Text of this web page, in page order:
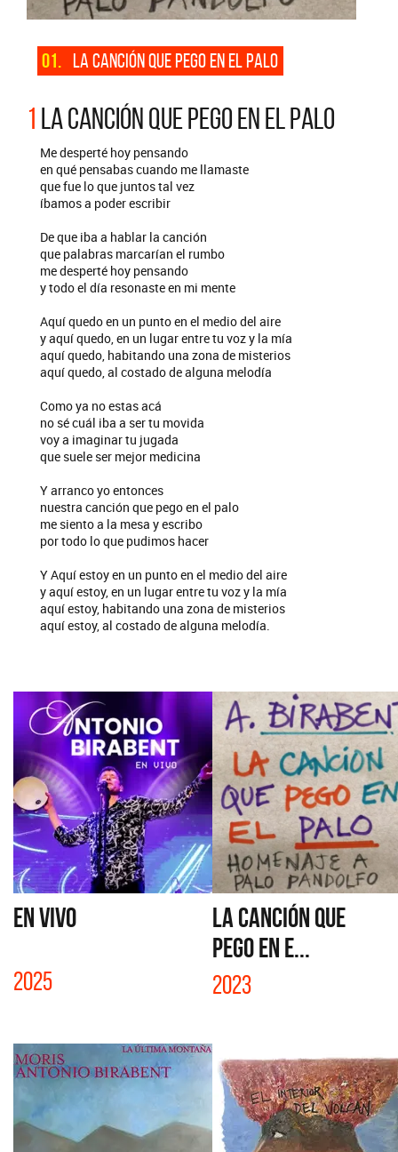
01. LA CANCIÓN QUE PEGO EN EL PALO
1 LA CANCIÓN QUE PEGO EN EL PALO
Me desperté hoy pensando
en qué pensabas cuando me llamaste
que fue lo que juntos tal vez
íbamos a poder escribir
De que iba a hablar la canción
que palabras marcarían el rumbo
me desperté hoy pensando
y todo el día resonaste en mi mente
Aquí quedo en un punto en el medio del aire
y aquí quedo, en un lugar entre tu voz y la mía
aquí quedo, habitando una zona de misterios
aquí quedo, al costado de alguna melodía
Como ya no estas acá
no sé cuál iba a ser tu movida
voy a imaginar tu jugada
que suele ser mejor medicina
Y arranco yo entonces
nuestra canción que pego en el palo
me siento a la mesa y escribo
por todo lo que pudimos hacer
Y Aquí estoy en un punto en el medio del aire
y aquí estoy, en un lugar entre tu voz y la mía
aquí estoy, habitando una zona de misterios
aquí estoy, al costado de alguna melodía.
EN VIVO
2025
LA CANCIÓN QUE
PEGO EN E...
2023